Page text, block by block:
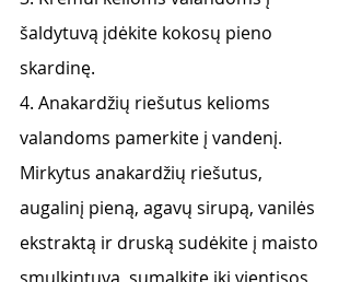
šaldytuvą įdėkite kokosų pieno
skardinę.
4. Anakardžių riešutus kelioms
valandoms pamerkite į vandenį.
Mirkytus anakardžių riešutus,
augalinį pieną, agavų sirupą, vanilės
ekstraktą ir druską sudėkite į maisto